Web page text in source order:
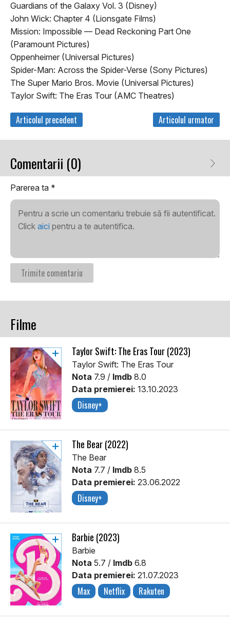
Guardians of the Galaxy Vol. 3 (Disney)
John Wick: Chapter 4 (Lionsgate Films)
Mission: Impossible — Dead Reckoning Part One
(Paramount Pictures)
Oppenheimer (Universal Pictures)
Spider-Man: Across the Spider-Verse (Sony Pictures)
The Super Mario Bros. Movie (Universal Pictures)
Taylor Swift: The Eras Tour (AMC Theatres)
Articolul precedent Articolul urmator
Comentarii (0)
Parerea ta *
Pentru a scrie un comentariu trebuie să fii autentificat.
Click aici pentru a te autentifica.
Filme
Taylor Swift: The Eras Tour (2023)
Taylor Swift: The Eras Tour
Nota 7.9 / Imdb 8.0
Data premierei: 13.10.2023
Disney+
The Bear (2022)
The Bear
Nota 7.7 / Imdb 8.5
Data premierei: 23.06.2022
Disney+
Barbie (2023)
Barbie
Nota 5.7 / Imdb 6.8
Data premierei: 21.07.2023
Max Netflix Rakuten